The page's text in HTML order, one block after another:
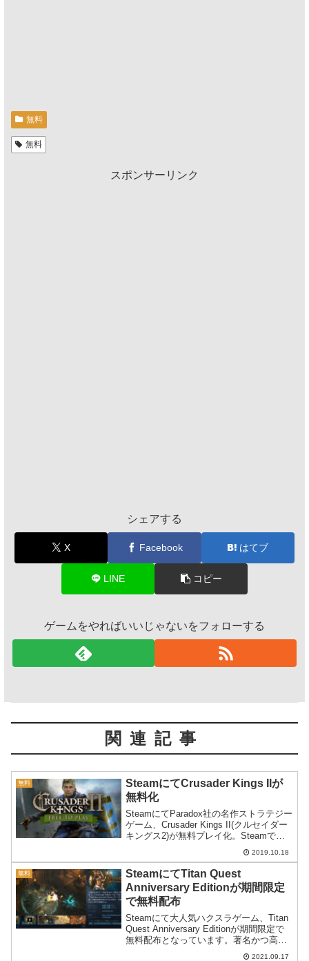
無料
無料
スポンサーリンク
シェアする
X Facebook はてブ
LINE コピー
ゲームをやればいいじゃないをフォローする
関連記事
無料
SteamにてCrusader Kings IIが
無料化
SteamにてParadox社の名作ストラテジー
ゲーム、Crusader Kings II(クルセイダー
キングス2)が無料プレイ化。Steamでの
表記を見る限り、どうやら永続的に無料
2019.10.18
無料
SteamにてTitan Quest
Anniversary Editionが期間限定
で無料配布
Steamにて大人気ハクスラゲーム、Titan
Quest Anniversary Editionが期間限定で
無料配布となっています。著名かつ高評
価ハクスラをただで手に入れて遊ぶチャ
2021.09.17